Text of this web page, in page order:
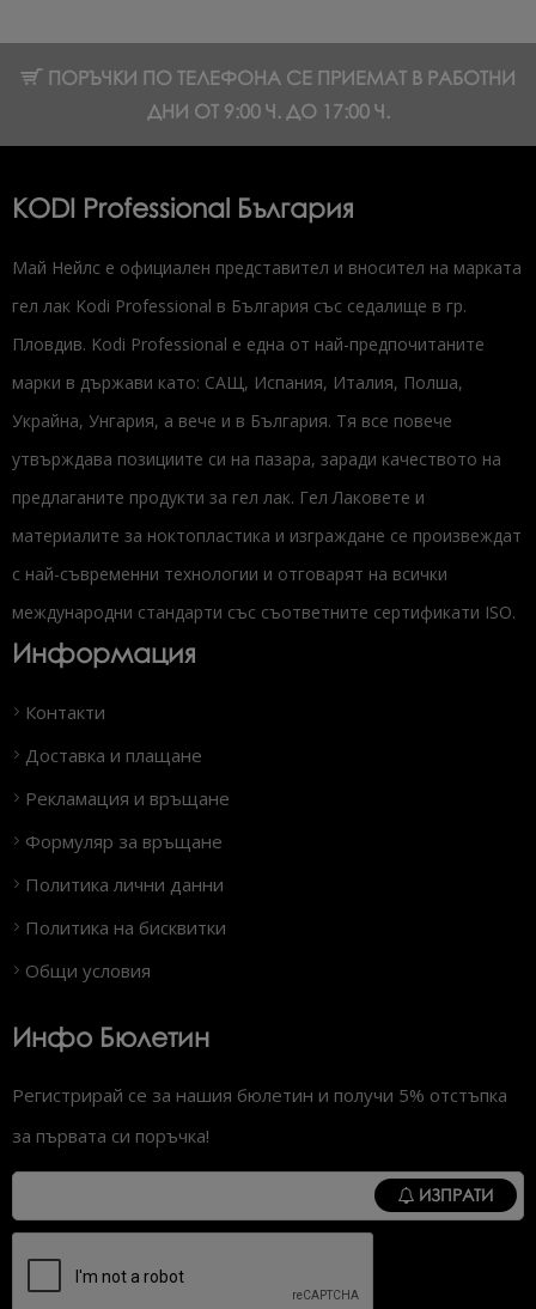
ПОРЪЧКИ ПО ТЕЛЕФОНА СЕ ПРИЕМАТ В РАБОТНИ
ДНИ ОТ 9:00 Ч. ДО 17:00 Ч.
KODI Professional България
Май Нейлс е официален представител и вносител на марката
гел лак Kodi Professional в България със седалище в гр.
Пловдив. Kodi Professional е една от най-предпочитаните
марки в държави като: САЩ, Испания, Италия, Полша,
Украйна, Унгария, а вече и в България. Тя все повече
утвърждава позициите си на пазара, заради качеството на
предлаганите продукти за гел лак. Гел Лаковете и
материалите за ноктопластика и изграждане се произвеждат
с най-съвременни технологии и отговарят на всички
международни стандарти със съответните сертификати ISO.
Информация
Контакти
Доставка и плащане
Рекламация и връщане
Формуляр за връщане
Политика лични данни
Политика на бисквитки
Общи условия
Инфо Бюлетин
Регистрирай се за нашия бюлетин и получи 5% отстъпка
за първата си поръчка!
ИЗПРАТИ